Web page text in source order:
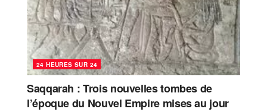
24 HEURES SUR 24
Saqqarah : Trois nouvelles tombes de
l’époque du Nouvel Empire mises au jour